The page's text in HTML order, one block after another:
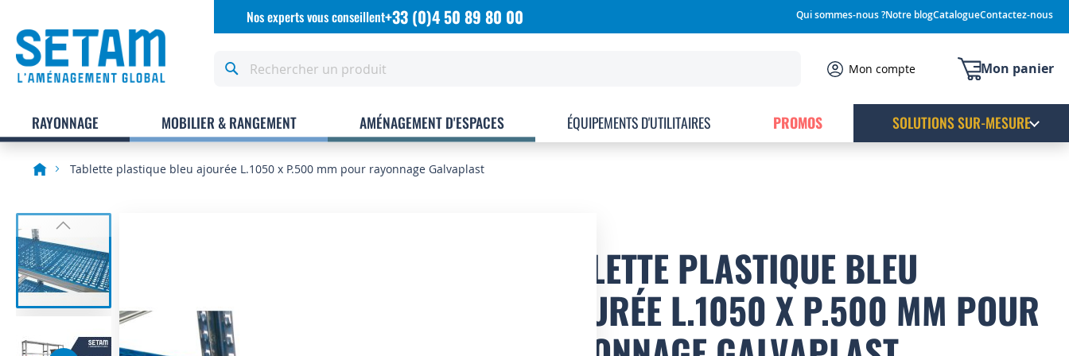
Allez
Qui sommes-nous ?Notre blogCatalogueContactez-nous
Nos experts vous conseillent+33 (0)4 50 89 80 00
Mon panier
Mon compte
RAYONNAGE MOBILIER & RANGEMENT AMÉNAGEMENT D'ESPACES ÉQUIPEMENTS D'UTILITAIRES PROMOS SOLUTIONS SUR-MESURE
Tablette plastique bleu ajourée L.1050 x P.500 mm pour rayonnage Galvaplast
Skip
to
the
end
of
TABLETTE PLASTIQUE BLEU
AJOURÉE L.1050 X P.500 MM POUR